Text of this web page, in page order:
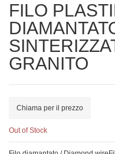
FILO
GRANITO
Chiama per il prezzo
Out of Stock